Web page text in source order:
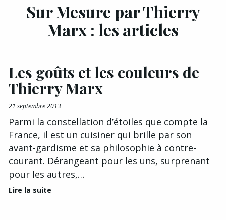
Sur Mesure par Thierry
Marx : les articles
Les goûts et les couleurs de
Thierry Marx
21 septembre 2013
Parmi la constellation d’étoiles que compte la
France, il est un cuisiner qui brille par son
avant-gardisme et sa philosophie à contre-
courant. Dérangeant pour les uns, surprenant
pour les autres,…
Lire la suite